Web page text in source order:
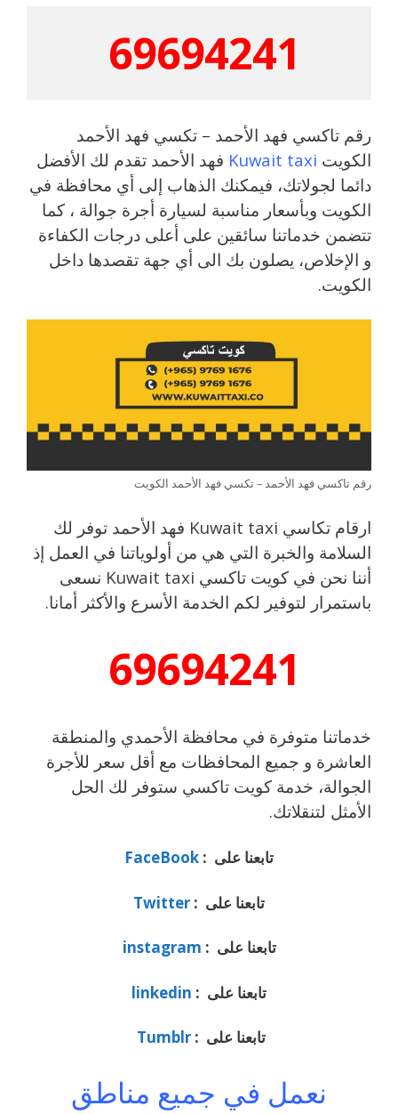
69694241
رقم تاكسي فهد الأحمد – تكسي فهد الأحمد
الكويت Kuwait taxi فهد الأحمد تقدم لك الأفضل
دائما لجولاتك، فيمكنك الذهاب إلى أي محافظة في
الكويت وبأسعار مناسبة لسيارة أجرة جوالة ، كما
تتضمن خدماتنا سائقين على أعلى درجات الكفاءة
و الإخلاص، يصلون بك الى أي جهة تقصدها داخل
الكويت.
رقم تاكسي فهد الأحمد – تكسي فهد الأحمد الكويت
ارقام تكاسي Kuwait taxi فهد الأحمد توفر لك
السلامة والخبرة التي هي من أولوياتنا في العمل إذ
أننا نحن في كويت تاكسي Kuwait taxi نسعى
باستمرار لتوفير لكم الخدمة الأسرع والأكثر أمانا.
69694241
خدماتنا متوفرة في محافظة الأحمدي والمنطقة
العاشرة و جميع المحافظات مع أقل سعر للأجرة
الجوالة، خدمة كويت تاكسي ستوفر لك الحل
الأمثل لتنقلاتك.
تابعنا على : FaceBook
تابعنا على : Twitter
تابعنا على : instagram
تابعنا على : linkedin
تابعنا على :Tumblr
نعمل في جميع مناطق